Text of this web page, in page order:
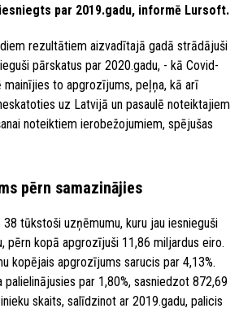
par 2019.gadu, informē Lursoft.
rezultātiem aizvadītajā gadā strādājuši
pārskatus par 2020.gadu, - kā Covid-
mainījies to apgrozījums, peļņa, kā arī
uz Latvijā un pasaulē noteiktajiem
noteiktiem ierobežojumiem, spējušas
pērn samazinājies
tūkstoši uzņēmumu, kuru jau iesnieguši
pērn kopā apgrozījuši 11,86 miljardus eiro.
kopējais apgrozījums sarucis par 4,13%.
par 1,80%, sasniedzot 872,69
skaits, salīdzinot ar 2019.gadu, palicis